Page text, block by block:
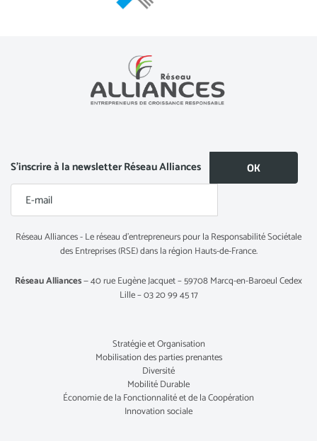
S’inscrire à la newsletter Réseau Alliances
Réseau Alliances - Le réseau d’entrepreneurs pour la Responsabilité Sociétale
des Entreprises (RSE) dans la région Hauts-de-France.
Réseau Alliances— 40 rue Eugène Jacquet – 59708 Marcq-en-Baroeul Cedex
Lille – 03 20 99 45 17
Stratégie et Organisation
Mobilisation des parties prenantes
Diversité
Mobilité Durable
Économie de la Fonctionnalité et de la Coopération
Innovation sociale